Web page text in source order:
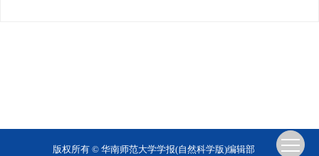
版权所有 © 华南师范大学学报(自然科学版)编辑部